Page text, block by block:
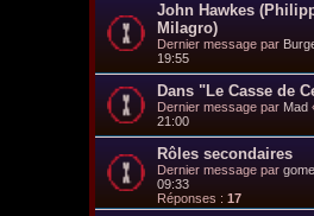
John Hawkes
Milagro)
Dernier message par
19:55
Dans "Le Casse de
Dernier message par Mad
21:00
Rôles secondaires
Dernier message par
09:33
Réponses : 17